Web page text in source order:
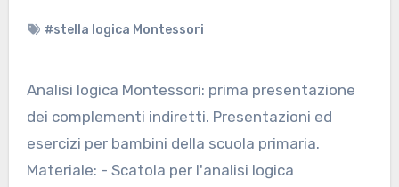
#stella logica Montessori
Analisi logica Montessori: prima presentazione
dei complementi indiretti. Presentazioni ed
esercizi per bambini della scuola primaria.
Materiale: - Scatola per l'analisi logica